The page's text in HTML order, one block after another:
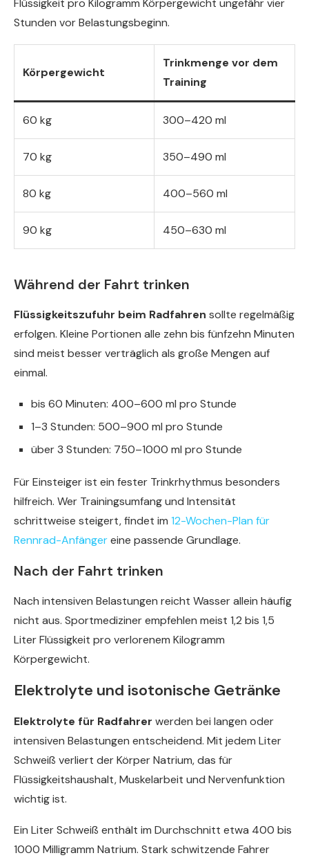
Flüssigkeit pro Kilogramm Körpergewicht ungefähr vier
Stunden vor Belastungsbeginn.
Körpergewicht
Trinkmenge vor dem
Training
60 kg 300–420 ml
70 kg 350–490 ml
80 kg 400–560 ml
90 kg 450–630 ml
Während der Fahrt trinken
Flüssigkeitszufuhr beim Radfahren sollte regelmäßig
erfolgen. Kleine Portionen alle zehn bis fünfzehn Minuten
sind meist besser verträglich als große Mengen auf
einmal.
bis 60 Minuten: 400–600 ml pro Stunde
1–3 Stunden: 500–900 ml pro Stunde
über 3 Stunden: 750–1000 ml pro Stunde
Für Einsteiger ist ein fester Trinkrhythmus besonders
hilfreich. Wer Trainingsumfang und Intensität
schrittweise steigert, findet im 12-Wochen-Plan für
Rennrad-Anfängereine passende Grundlage.
Nach der Fahrt trinken
Nach intensiven Belastungen reicht Wasser allein häufig
nicht aus. Sportmediziner empfehlen meist 1,2 bis 1,5
Liter Flüssigkeit pro verlorenem Kilogramm
Körpergewicht.
Elektrolyte und isotonische Getränke
Elektrolyte für Radfahrer werden bei langen oder
intensiven Belastungen entscheidend. Mit jedem Liter
Schweiß verliert der Körper Natrium, das für
Flüssigkeitshaushalt, Muskelarbeit und Nervenfunktion
wichtig ist.
Ein Liter Schweiß enthält im Durchschnitt etwa 400 bis
1000 Milligramm Natrium. Stark schwitzende Fahrer